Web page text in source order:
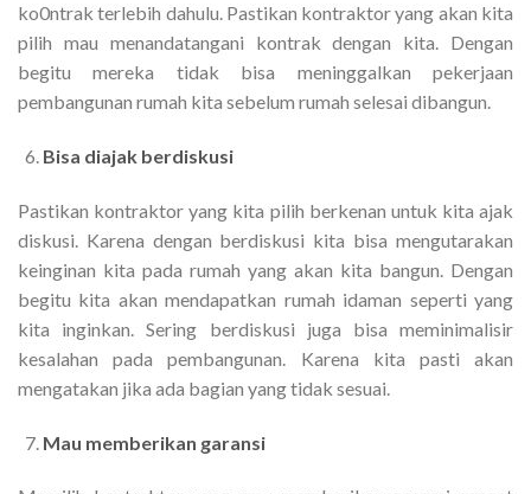
ko0ntrak terlebih dahulu. Pastikan kontraktor yang akan kita
pilih mau menandatangani kontrak dengan kita. Dengan
begitu mereka tidak bisa meninggalkan pekerjaan
pembangunan rumah kita sebelum rumah selesai dibangun.
Bisa diajak berdiskusi
Pastikan kontraktor yang kita pilih berkenan untuk kita ajak
diskusi. Karena dengan berdiskusi kita bisa mengutarakan
keinginan kita pada rumah yang akan kita bangun. Dengan
begitu kita akan mendapatkan rumah idaman seperti yang
kita inginkan. Sering berdiskusi juga bisa meminimalisir
kesalahan pada pembangunan. Karena kita pasti akan
mengatakan jika ada bagian yang tidak sesuai.
Mau memberikan garansi